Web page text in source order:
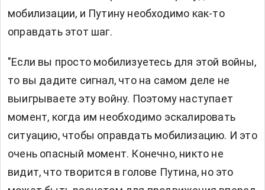
мобилизации, и Путину необходимо как-то
оправдать этот шаг.
"Если вы просто мобилизуетесь для этой войны,
то вы дадите сигнал, что на самом деле не
выигрываете эту войну. Поэтому наступает
момент, когда им необходимо эскалировать
ситуацию, чтобы оправдать мобилизацию. И это
очень опасный момент. Конечно, никто не
видит, что творится в голове Путина, но это